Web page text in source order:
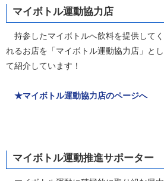
マイボトル運動協力店
持参したマイボトルへ飲料を提供してく
れるお店を「マイボトル運動協力店」とし
て紹介しています！
★マイボトル運動協力店のページへ
マイボトル運動推進サポーター